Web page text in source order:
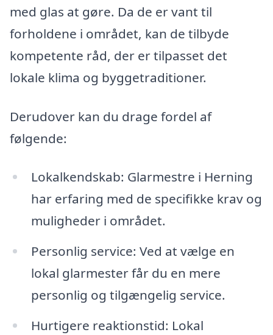
med glas at gøre. Da de er vant til
forholdene i området, kan de tilbyde
kompetente råd, der er tilpasset det
lokale klima og byggetraditioner.
Derudover kan du drage fordel af
følgende:
Lokalkendskab: Glarmestre i Herning
har erfaring med de specifikke krav og
muligheder i området.
Personlig service: Ved at vælge en
lokal glarmester får du en mere
personlig og tilgængelig service.
Hurtigere reaktionstid: Lokal